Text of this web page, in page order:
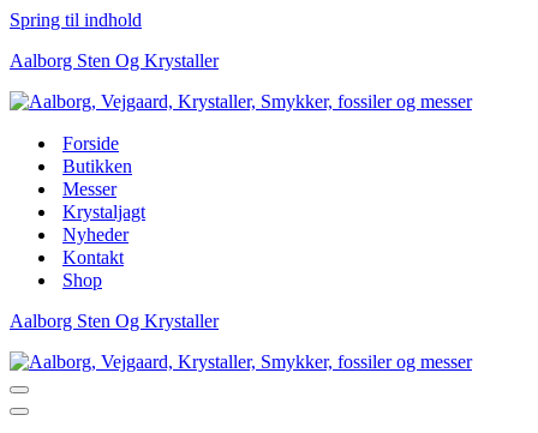
Spring til indhold
Aalborg Sten Og Krystaller
Forside
Butikken
Messer
Krystaljagt
Nyheder
Kontakt
Shop
Aalborg Sten Og Krystaller
Navigation
menu
Navigation